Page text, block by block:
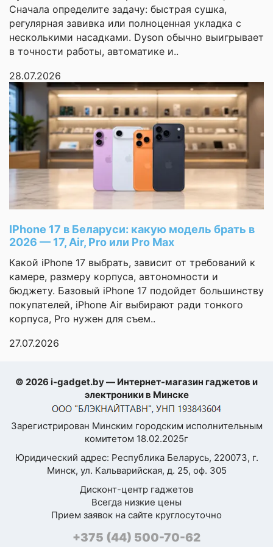
переведет, резюмирует и автоматически
отформатирует заметки. Тексты в PDF-файлах
можно перевести и свести с помощью
функции наложения перевода (PDF overlay
translation) в заметках.
✅ Искусственный интеллект Galaxy AI стал
совершеннее, и функции смартфона Galaxy
S24 FE при подключении к обширной
мобильной экосистеме Samsung становятся
еще более полезными и удобными.
Экосистема позволяет легко переносить
файлы, быстро настраивать внешние дисплеи
и без особых усилий воплощать сложные
творческие идеи с помощью интуитивно
понятного управления.
Основные
Тип
смартфон
Операционная
система
Android
Версия ОС на
момент выхода
Android 14
Оболочка
Разрешение
1080x2340
Технология экрана
AMOLED
обновления экрана
120 Гц
Виртуальное
расширение
памяти
Количество точек
1 из 3
Оставить
отзыв
Ваша
оценка
—
Ваше
имя
—
Комментарий
Я согласен с
Политикой
конфиденциальности
данного сайта
Сначала определите задачу: быстрая сушка,
регулярная завивка или полноценная укладка с
несколькими насадками. Dyson обычно выигрывает
в точности работы, автоматике и..
28.07.2026
IPhone 17 в Беларуси: какую модель брать в
2026 — 17, Air, Pro или Pro Max
Какой iPhone 17 выбрать, зависит от требований к
камере, размеру корпуса, автономности и
бюджету. Базовый iPhone 17 подойдет большинству
покупателей, iPhone Air выбирают ради тонкого
корпуса, Pro нужен для съем..
27.07.2026
© 2026 i-gadget.by — Интернет-магазин гаджетов и
электроники в Минске
Зарегистрирован Минским городским исполнительным
комитетом 18.02.2025г
Юридический адрес: Республика Беларусь, 220073, г.
Минск, ул. Кальварийская, д. 25, оф. 305
Дисконт-центр гаджетов
Всегда низкие цены
Прием заявок на сайте круглосуточно
+375 (44) 500-70-62